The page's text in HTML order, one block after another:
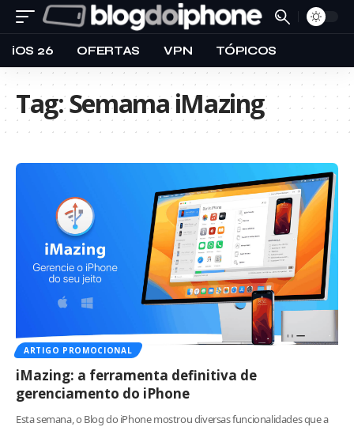
iOS 26 OFERTAS VPN TÓPICOS
Tag:Semama iMazing
ARTIGO PROMOCIONAL
iMazing: a ferramenta definitiva de
gerenciamento do iPhone
Esta semana, o Blog do iPhone mostrou diversas funcionalidades que a